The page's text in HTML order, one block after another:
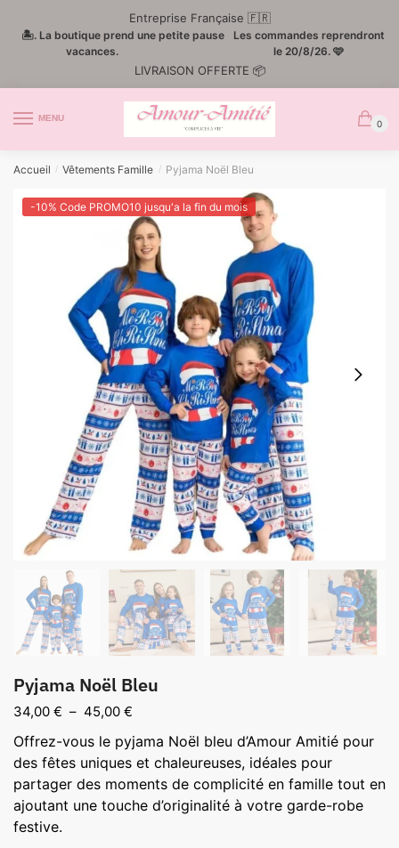
Entreprise Française 🇫🇷
🏝️. La boutique prend une petite pause
vacances.
Les commandes reprendront
le 20/8/26. 🩷
LIVRAISON OFFERTE 📦
MENU
0
Accueil / Vêtements Famille / Pyjama Noël Bleu
-10% Code PROMO10 jusqu'a la fin du mois
Pyjama Noël Bleu
34,00 € – 45,00 €
prix :
34,00 €
à
45,00 €
Offrez-vous le pyjama Noël bleu d’Amour Amitié pour
des fêtes uniques et chaleureuses, idéales pour
partager des moments de complicité en famille tout en
ajoutant une touche d’originalité à votre garde-robe
festive.